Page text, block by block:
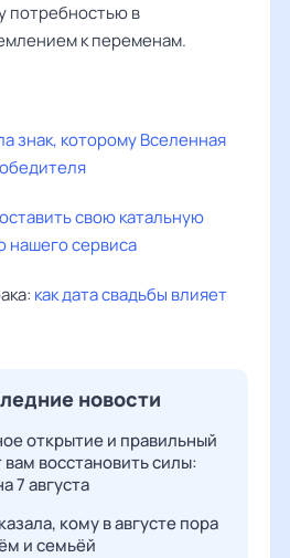
потребностью в
к переменам.
знак, которому Вселенная
свою катальную
нашего сервиса
как дата свадьбы влияет
новости
открытие и правильный
восстановить силы:
7 августа
кому в августе пора
и семьёй